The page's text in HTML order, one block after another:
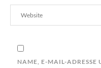
NAME, E-MAIL-ADRESSE